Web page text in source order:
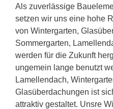
Als zuverlässige
setzen wir uns eine hohe
von Wintergarten,
Sommergarten,
werden für die Zukunft
ungemein lange benutzt
Lamellendach,
Glasüberdachungen ist
attraktiv gestaltet. Unsre